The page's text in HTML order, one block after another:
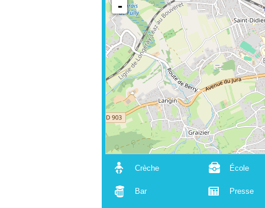
-
Crèche École
Bar Presse